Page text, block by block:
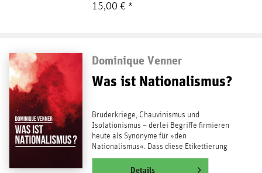
15,00 € *
Dominique Venner
Was ist Nationalismus?
Bruderkriege, Chauvinismus und
Isolationismus – derlei Begriffe firmieren
heute als Synonyme für »den
Nationalismus«. Dass diese Etikettierung
keine Gültigkeit besitzt, haben...
weiterlesenDetails